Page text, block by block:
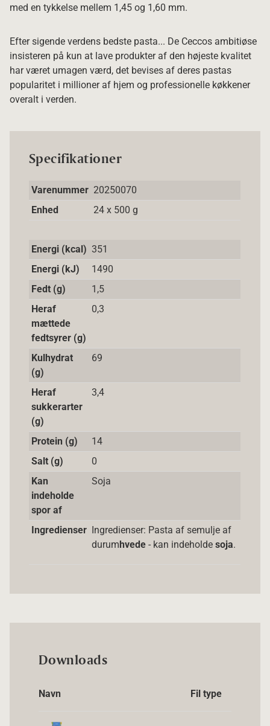
med en tykkelse mellem 1,45 og 1,60 mm.
Efter sigende verdens bedste pasta... De Ceccos ambitiøse
insisteren på kun at lave produkter af den højeste kvalitet
har været umagen værd, det bevises af deres pastas
popularitet i millioner af hjem og professionelle køkkener
overalt i verden.
Specifikationer
Varenummer 20250070
Enhed
24 x 500 g
Energi (kcal) 351
Energi (kJ)
1490
Fedt (g)
1,5
Heraf
mættede
fedtsyrer (g)
0,3
Kulhydrat
(g)
69
Heraf
sukkerarter
(g)
3,4
Protein (g)
14
Salt (g)
0
Kan
indeholde
spor af
Soja
Ingredienser Ingredienser: Pasta af semulje af
durumhvede - kan indeholde soja.
Downloads
Navn Fil type